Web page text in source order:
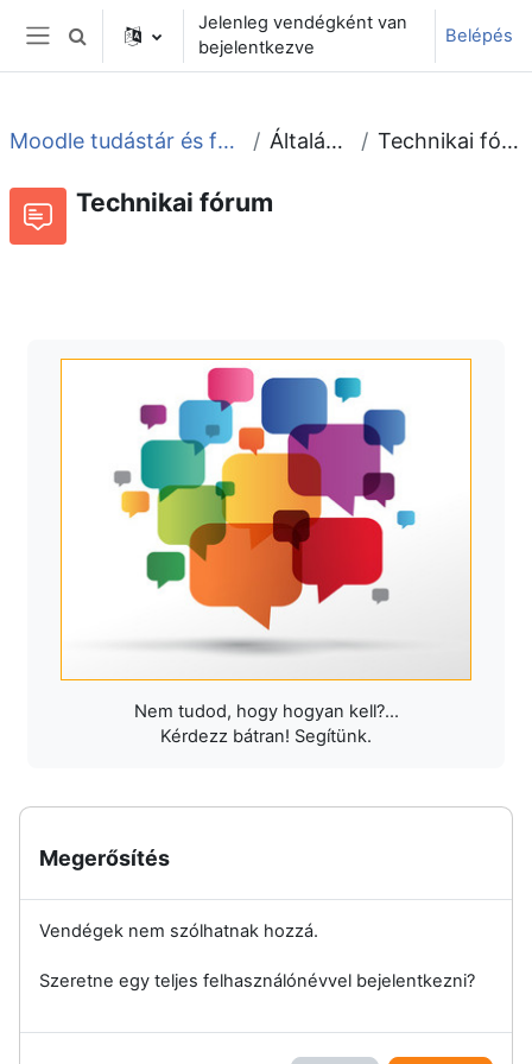
Tovább a fő tartalomhoz
Oldalpanel
Keresési bemeneti adatok váltása
Jelenleg vendégként van
bejelentkezve
Belépés
Moodle tudástár és fórum Általános Technikai fórum
Technikai fórum
Nem tudod, hogy hogyan kell?...
Kérdezz bátran! Segítünk.
Megerősítés
Vendégek nem szólhatnak hozzá.
Szeretne egy teljes felhasználónévvel bejelentkezni?